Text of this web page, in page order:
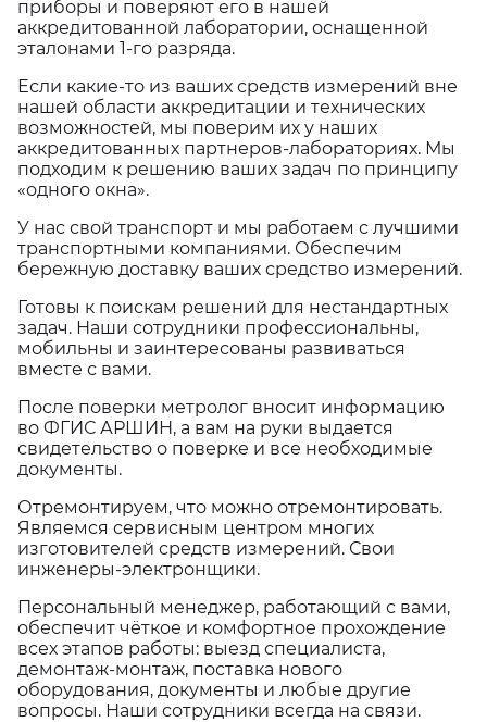
приборы и поверяют его в нашей
аккредитованной лаборатории, оснащенной
эталонами 1-го разряда.
Если какие-то из ваших средств измерений вне
нашей области аккредитации и технических
возможностей, мы поверим их у наших
аккредитованных партнеров-лабораториях. Мы
подходим к решению ваших задач по принципу
«одного окна».
У нас свой транспорт и мы работаем с лучшими
транспортными компаниями. Обеспечим
бережную доставку ваших средство измерений.
Готовы к поискам решений для нестандартных
задач. Наши сотрудники профессиональны,
мобильны и заинтересованы развиваться
вместе с вами.
После поверки метролог вносит информацию
во ФГИС АРШИН, а вам на руки выдается
свидетельство о поверке и все необходимые
документы.
Отремонтируем, что можно отремонтировать.
Являемся сервисным центром многих
изготовителей средств измерений. Свои
инженеры-электронщики.
Персональный менеджер, работающий с вами,
обеспечит чёткое и комфортное прохождение
всех этапов работы: выезд специалиста,
демонтаж-монтаж, поставка нового
оборудования, документы и любые другие
вопросы. Наши сотрудники всегда на связи.